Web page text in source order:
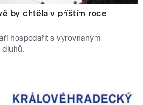
by chtěla v příštím roce
hospodařit s vyrovnaným
dluhů.